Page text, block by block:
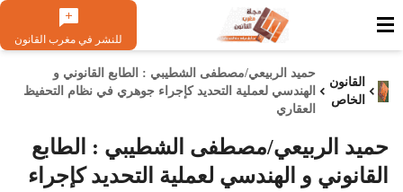
للنشر في مغرب القانون
القانون
الخاص
حميد الربيعي/مصطفى الشطيبي : الطابع القانوني و
الهندسي لعملية التحديد كإجراء جوهري في نظام التحفيظ
العقاري
حميد الربيعي/مصطفى الشطيبي : الطابع
القانوني و الهندسي لعملية التحديد كإجراء